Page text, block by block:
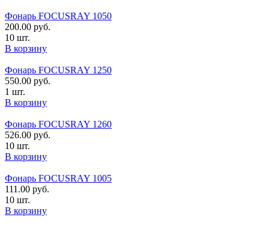
Фонарь FOCUSRAY 1050
200.00 руб.
10 шт.
В корзину
Фонарь FOCUSRAY 1250
550.00 руб.
1 шт.
В корзину
Фонарь FOCUSRAY 1260
526.00 руб.
10 шт.
В корзину
Фонарь FOCUSRAY 1005
111.00 руб.
10 шт.
В корзину